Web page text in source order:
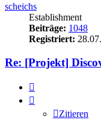
scheichs
Establishment
Beiträge: 1048
Registriert:
Re: [Projekt]
Zitieren